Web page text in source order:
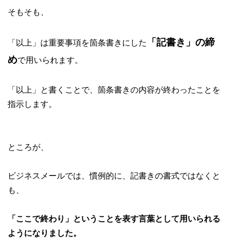
そもそも、
「以上」は重要事項を箇条書きにした
「記書き」の締
めで用いられます。
「以上」と書くことで、箇条書きの内容が終わったことを
指示します。
ところが、
ビジネスメールでは、慣例的に、記書きの書式ではなくと
も、
「ここで終わり」ということを表す言葉として用いられる
ようになりました。